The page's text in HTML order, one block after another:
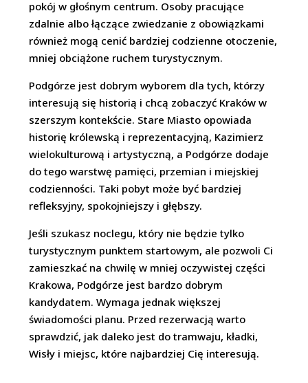
pokój w głośnym centrum. Osoby pracujące
zdalnie albo łączące zwiedzanie z obowiązkami
również mogą cenić bardziej codzienne otoczenie,
mniej obciążone ruchem turystycznym.
Podgórze jest dobrym wyborem dla tych, którzy
interesują się historią i chcą zobaczyć Kraków w
szerszym kontekście. Stare Miasto opowiada
historię królewską i reprezentacyjną, Kazimierz
wielokulturową i artystyczną, a Podgórze dodaje
do tego warstwę pamięci, przemian i miejskiej
codzienności. Taki pobyt może być bardziej
refleksyjny, spokojniejszy i głębszy.
Jeśli szukasz noclegu, który nie będzie tylko
turystycznym punktem startowym, ale pozwoli Ci
zamieszkać na chwilę w mniej oczywistej części
Krakowa, Podgórze jest bardzo dobrym
kandydatem. Wymaga jednak większej
świadomości planu. Przed rezerwacją warto
sprawdzić, jak daleko jest do tramwaju, kładki,
Wisły i miejsc, które najbardziej Cię interesują.